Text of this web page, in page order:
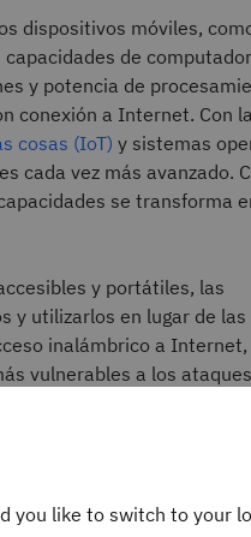
dispositivos móviles,
de
y potencia de
conexión a Internet. Con la
cosas (IoT) y sistemas
cada vez más avanzado.
se transforma
y portátiles, las
y utilizarlos en lugar de las
inalámbrico a
vulnerables a los
móviles ofrecen
perímetro empresarial
los acelerómetros, el
you like to switch to your